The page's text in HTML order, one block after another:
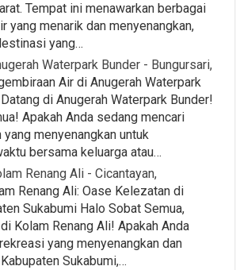
Tempat ini menawarkan berbagai
yang menarik dan menyenangkan,
yang…
Waterpark Bunder - Bungursari,
Air di Anugerah Waterpark
di Anugerah Waterpark Bunder!
Apakah Anda sedang mencari
menyenangkan untuk
bersama keluarga atau…
Renang Ali - Cicantayan,
Renang Ali: Oase Kelezatan di
Sukabumi Halo Sobat Semua,
Kolam Renang Ali! Apakah Anda
yang menyenangkan dan
Sukabumi,…